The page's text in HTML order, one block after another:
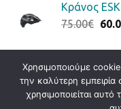
Κράνος ESK
75.00€
was:
Visa
Χρησιμοποιούμε
την καλύτερη εμπειρία
χρησιμοποιείται